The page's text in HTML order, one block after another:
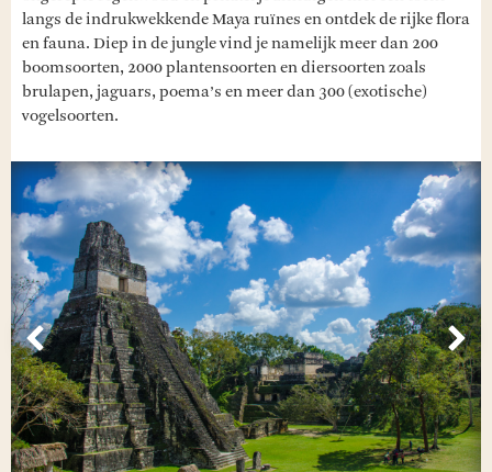
langs de indrukwekkende Maya ruïnes en ontdek de rijke flora
en fauna. Diep in de jungle vind je namelijk meer dan 200
boomsoorten, 2000 plantensoorten en diersoorten zoals
brulapen, jaguars, poema’s en meer dan 300 (exotische)
vogelsoorten.
Vorige